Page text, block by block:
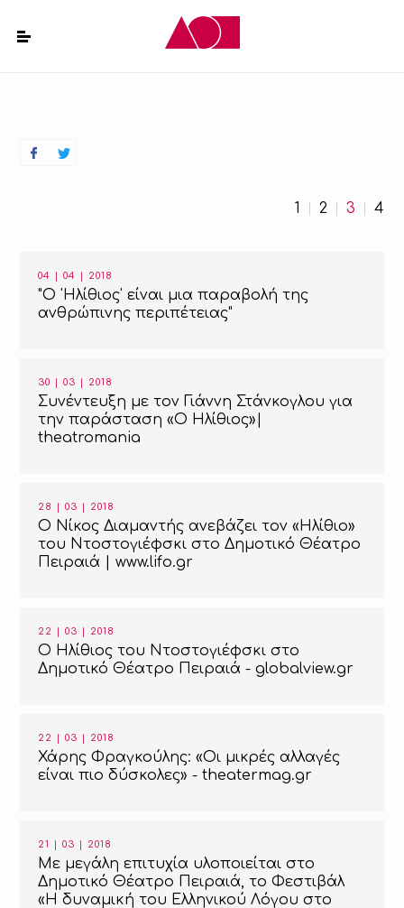
1 2 3 4
04 | 04 | 2018
"Ο 'Ηλίθιος' είναι μια παραβολή της
ανθρώπινης περιπέτειας"
30 | 03 | 2018
Συνέντευξη με τον Γιάννη Στάνκογλου για
την παράσταση «Ο Ηλίθιος»|
theatromania
28 | 03 | 2018
Ο Νίκος Διαμαντής ανεβάζει τον «Ηλίθιο»
του Ντοστογιέφσκι στο Δημοτικό Θέατρο
Πειραιά | www.lifo.gr
22 | 03 | 2018
Ο Ηλίθιος του Ντοστογιέφσκι στο
Δημοτικό Θέατρο Πειραιά - globalview.gr
22 | 03 | 2018
Χάρης Φραγκούλης: «Οι μικρές αλλαγές
είναι πιο δύσκολες» - theatermag.gr
21 | 03 | 2018
Με μεγάλη επιτυχία υλοποιείται στο
Δημοτικό Θέατρο Πειραιά, το Φεστιβάλ
«Η δυναμική του Ελληνικού Λόγου στο